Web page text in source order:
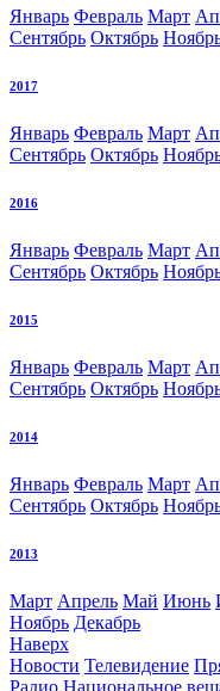
Январь Февраль Март
Сентябрь Октябрь
2017
Январь Февраль Март
Сентябрь Октябрь
2016
Январь Февраль Март
Сентябрь Октябрь
2015
Январь Февраль Март
Сентябрь Октябрь
2014
Январь Февраль Март
Сентябрь Октябрь
2013
Март Апрель Май Июнь
Ноябрь Декабрь
Наверх
Новости Телевидение
Радио Национальное